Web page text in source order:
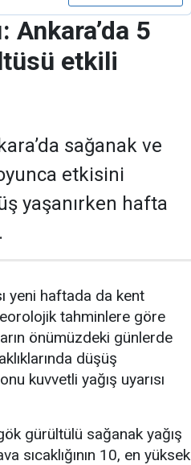
Ankara’da 5
etkili
sağanak ve
etkisini
yaşanırken hafta
yeni haftada da kent
tahminlere göre
önümüzdeki günlerde
düşüş
kuvvetli yağış uyarısı
gürültülü sağanak yağış
sıcaklığının 10, en yüksek